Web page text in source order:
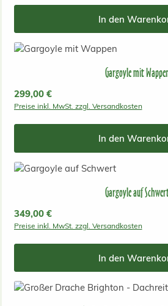
In den
Gargoyle mit
Regulärer Preis:
299,00 €
Preise inkl. MwSt. zzgl. Versandkosten
In den
Gargoyle auf
Regulärer Preis:
349,00 €
Preise inkl. MwSt. zzgl. Versandkosten
In den